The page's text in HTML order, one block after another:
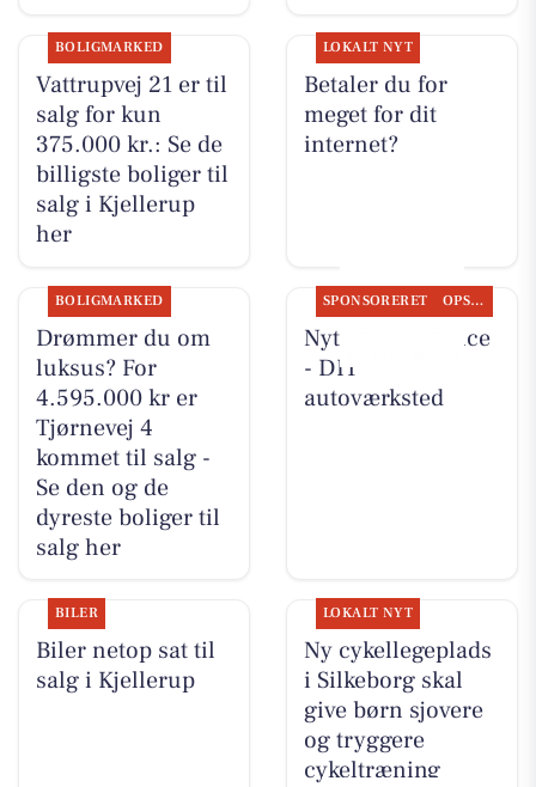
BOLIGMARKED
Vattrupvej 21 er til
salg for kun
375.000 kr.: Se de
billigste boliger til
salg i Kjellerup
her
LOKALT NYT
Betaler du for
meget for dit
internet?
BOLIGMARKED
Drømmer du om
luksus? For
4.595.000 kr er
Tjørnevej 4
kommet til salg -
Se den og de
dyreste boliger til
salg her
SPONSORERET OPSLAGSTAVLEN
Nyt fra Rs-Service
- DIT
autoværksted
BILER
Biler netop sat til
salg i Kjellerup
LOKALT NYT
Ny cykellegeplads
i Silkeborg skal
give børn sjovere
og tryggere
cykeltræning